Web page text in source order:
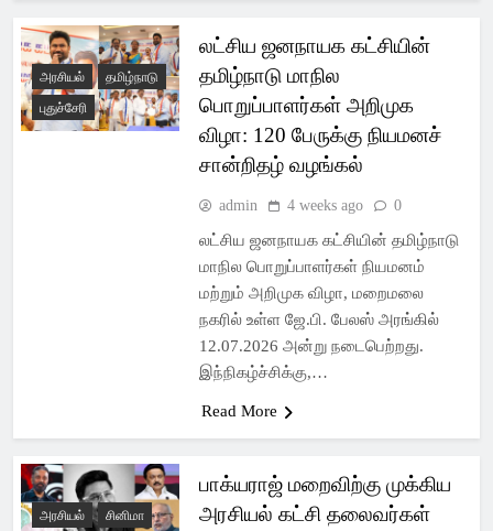
அரசியல்
தமிழ்நாடு
புதுச்சேரி
லட்சிய ஜனநாயக கட்சியின்
தமிழ்நாடு மாநில
பொறுப்பாளர்கள் அறிமுக
விழா: 120 பேருக்கு நியமனச்
சான்றிதழ் வழங்கல்
admin 4 weeks ago 0
லட்சிய ஜனநாயக கட்சியின் தமிழ்நாடு
மாநில பொறுப்பாளர்கள் நியமனம்
மற்றும் அறிமுக விழா, மறைமலை
நகரில் உள்ள ஜே.பி. பேலஸ் அரங்கில்
12.07.2026 அன்று நடைபெற்றது.
இந்நிகழ்ச்சிக்கு,…
Read More
அரசியல்
சினிமா
பாக்யராஜ் மறைவிற்கு முக்கிய
அரசியல் கட்சி தலைவர்கள்